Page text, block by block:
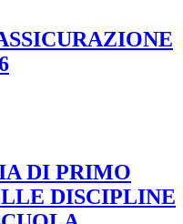
DI PRIMO
DISCIPLINE